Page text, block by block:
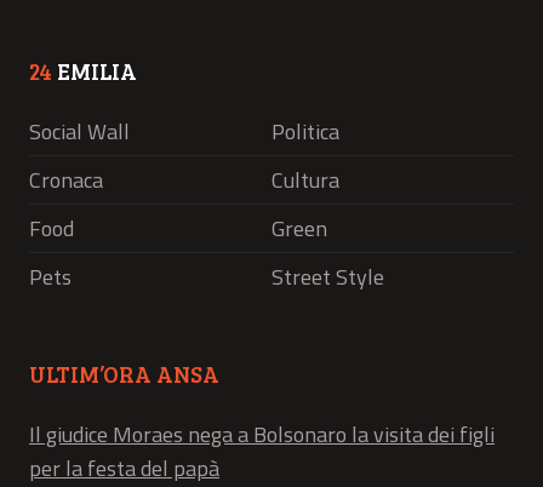
24 EMILIA
Social Wall
Politica
Cronaca
Cultura
Food
Green
Pets
Street Style
ULTIM’ORA ANSA
Il giudice Moraes nega a Bolsonaro la visita dei figli
per la festa del papà